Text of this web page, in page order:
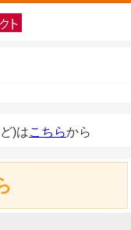
)はこちらから